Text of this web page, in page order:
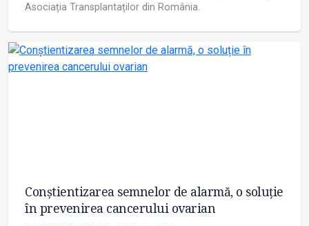
Asociația Transplantaților din România.
Conștientizarea semnelor de alarmă, o soluție
în prevenirea cancerului ovarian